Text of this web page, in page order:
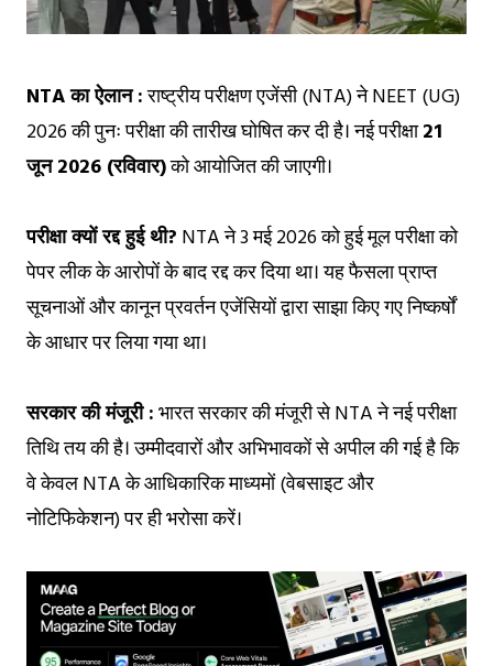
NTA का ऐलान :राष्ट्रीय परीक्षण एजेंसी (NTA) ने NEET (UG)
2026 की पुनः परीक्षा की तारीख घोषित कर दी है। नई परीक्षा21
जून 2026 (रविवार)को आयोजित की जाएगी।
परीक्षा क्यों रद्द हुई थी? NTA ने 3 मई 2026 को हुई मूल परीक्षा को
पेपर लीक के आरोपों के बाद रद्द कर दिया था। यह फैसला प्राप्त
सूचनाओं और कानून प्रवर्तन एजेंसियों द्वारा साझा किए गए निष्कर्षों
के आधार पर लिया गया था।
सरकार की मंजूरी :भारत सरकार की मंजूरी से NTA ने नई परीक्षा
तिथि तय की है। उम्मीदवारों और अभिभावकों से अपील की गई है कि
वे केवल NTA के आधिकारिक माध्यमों (वेबसाइट और
नोटिफिकेशन) पर ही भरोसा करें।